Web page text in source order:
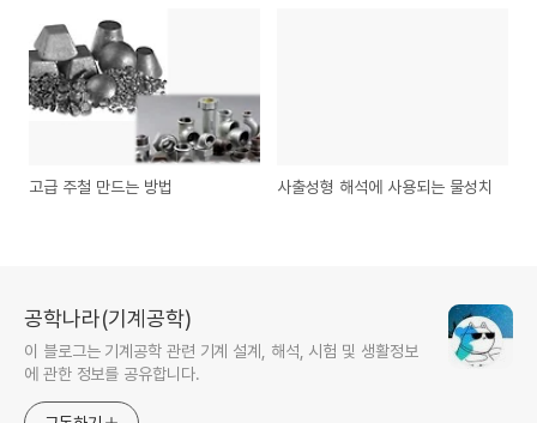
고급 주철 만드는 방법 사출성형 해석에 사용되는 물성치
공학나라(기계공학)
이 블로그는 기계공학 관련 기계 설계, 해석, 시험 및 생활정보
에 관한 정보를 공유합니다.